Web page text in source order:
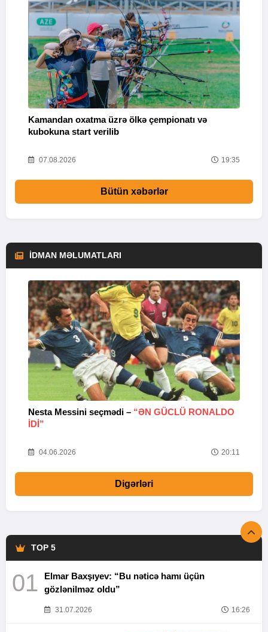
Kamandan oxatma üzrə ölkə çempionatı və
kubokuna start verilib
07.08.2026 19:35
Bütün xəbərlər
İDMAN MƏLUMATLARI
Nesta Messini seçmədi – “ƏN GÜCLÜ RONALDO
IDI”
04.06.2026 20:11
Digərləri
TOP 5
01
Elmar Baxşıyev: “Bu nəticə hamı üçün
gözlənilməz oldu”
31.07.2026 16:26